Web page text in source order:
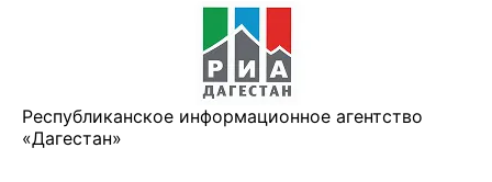
Республиканское информационное агентство
«Дагестан»